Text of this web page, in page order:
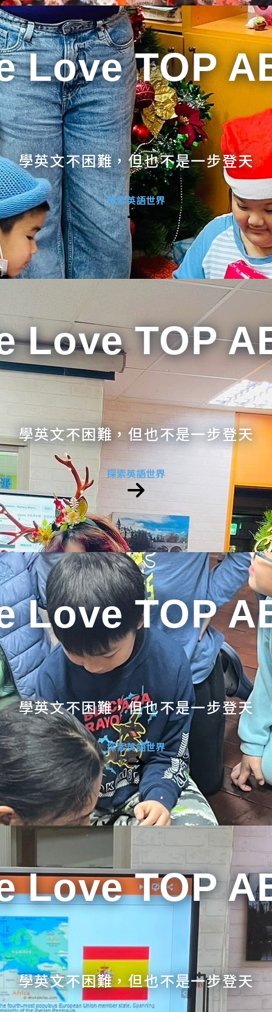
Love TOP
學英文不困難，但也不是一步登天
探索英語世界
Love TOP
學英文不困難，但也不是一步登天
探索英語世界
Love TOP
學英文不困難，但也不是一步登天
探索英語世界
Love TOP
學英文不困難，但也不是一步登天